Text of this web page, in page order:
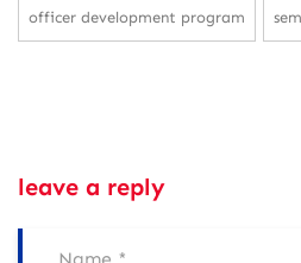
officer development program
leave a reply